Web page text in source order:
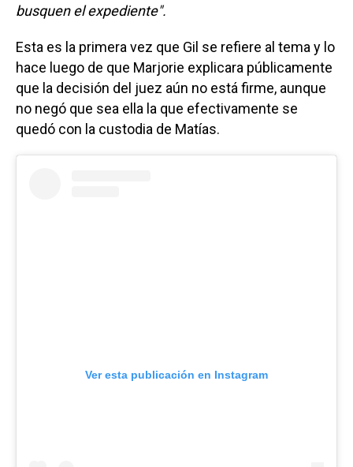
busquen el expediente".
Esta es la primera vez que Gil se refiere al tema y lo
hace luego de que Marjorie explicara públicamente
que la decisión del juez aún no está firme, aunque
no negó que sea ella la que efectivamente se
quedó con la custodia de Matías.
Ver esta publicación en Instagram